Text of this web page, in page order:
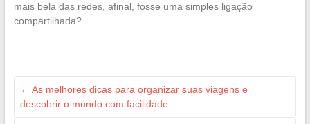
mais bela das redes, afinal, fosse uma simples ligação
compartilhada?
← As melhores dicas para organizar suas viagens e
descobrir o mundo com facilidade